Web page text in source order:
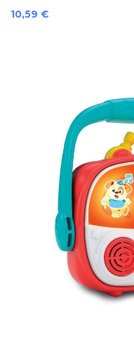
Prezzo
10,59 €